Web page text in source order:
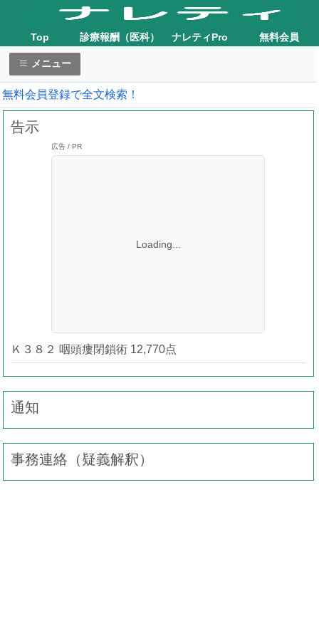
Top 診療報酬（医科） ナレティPro 無料会員
メニュー
無料会員登録で全文検索！
告示
広告 / PR
Loading...
Ｋ３８２ 咽頭瘻閉鎖術 12,770点
通知
事務連絡（疑義解釈）